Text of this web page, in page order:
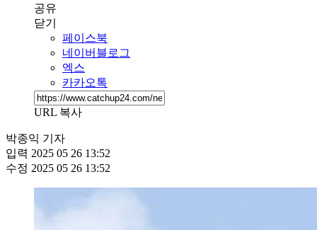
공유
닫기
페이스북
네이버블로그
엑스
카카오톡
URL 복사
박종익 기자
입력 2025 05 26 13:52
수정 2025 05 26 13:52